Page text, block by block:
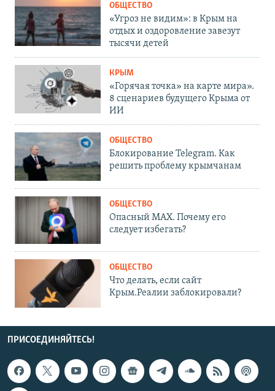
ОБЩЕСТВО
«Угроз не видим»: в Крым на
отдых и оздоровление завезут
тысячи детей
КРЫМ
«Горячая точка» на карте мира».
8 сценариев будущего Крыма от
ИИ
ОБЩЕСТВО
Блокирование Telegram. Как
решить проблему крымчанам
ОБЩЕСТВО
Опасный MAX. Почему его
следует избегать?
ОБЩЕСТВО
Что делать, если сайт
Крым.Реалии заблокировали?
ПРИСОЕДИНЯЙТЕСЬ!